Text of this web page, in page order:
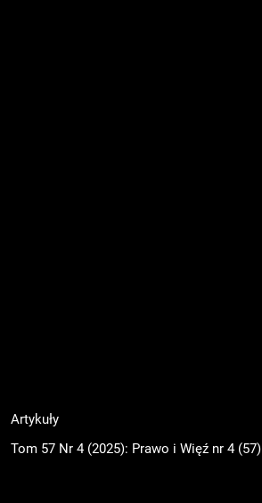
Artykuły
Tom 57 Nr 4 (2025): Prawo i Więź nr 4